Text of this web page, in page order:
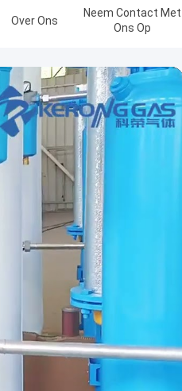
Over Ons
Neem Contact Met
Ons Op